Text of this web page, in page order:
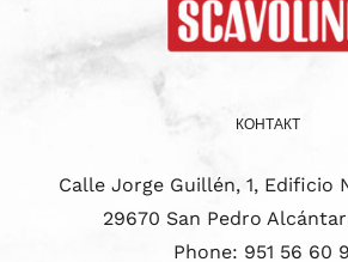
КОНТАКТ
Calle Jorge Guillén, 1, Edificio
29670 San Pedro
Phone: 951 56 60